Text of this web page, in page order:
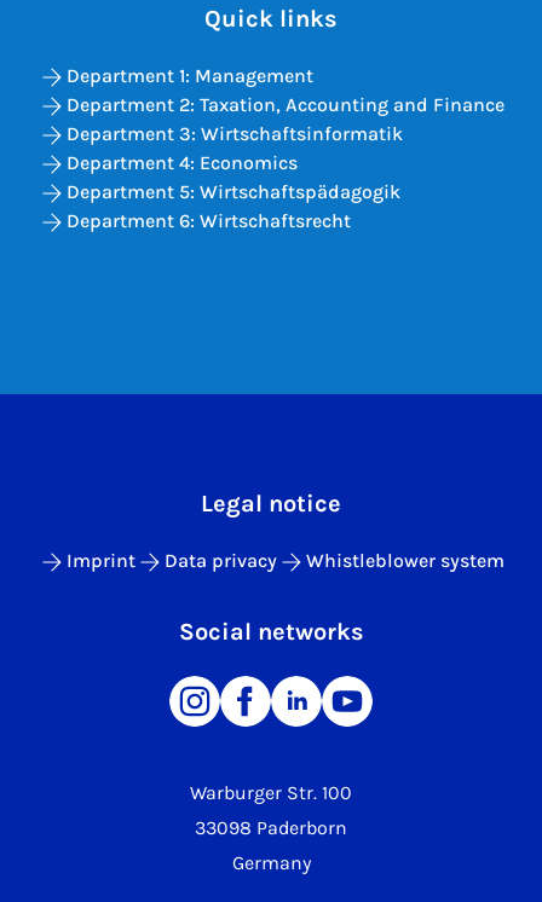
Quick links
Department 1: Management
Department 2: Taxation, Accounting and Finance
Department 3: Wirtschaftsinformatik
Department 4: Economics
Department 5: Wirtschaftspädagogik
Department 6: Wirtschaftsrecht
Warburger Str. 100
33098 Paderborn
Germany
Legal notice
Imprint Data privacy Whistleblower system
Social networks